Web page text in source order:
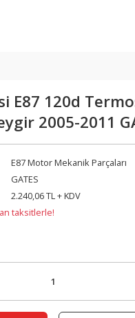
E87 120d
2005-2011
E87 Motor Mekanik Parçaları
GATES
2.240,06 TL + KDV
taksitlerle!